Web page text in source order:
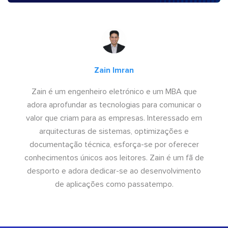
Zain Imran
Zain é um engenheiro eletrónico e um MBA que
adora aprofundar as tecnologias para comunicar o
valor que criam para as empresas. Interessado em
arquitecturas de sistemas, optimizações e
documentação técnica, esforça-se por oferecer
conhecimentos únicos aos leitores. Zain é um fã de
desporto e adora dedicar-se ao desenvolvimento
de aplicações como passatempo.